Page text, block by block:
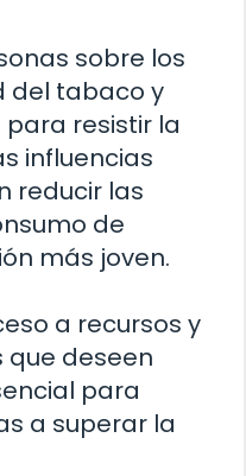
sobre los
del tabaco y
resistir la
influencias
reducir las
de
más joven.
a recursos y
deseen
para
a superar la